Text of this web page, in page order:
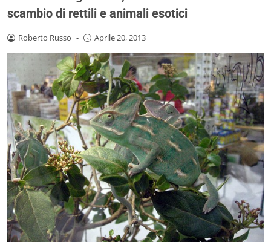
scambio di rettili e animali esotici
Roberto Russo - Aprile 20, 2013